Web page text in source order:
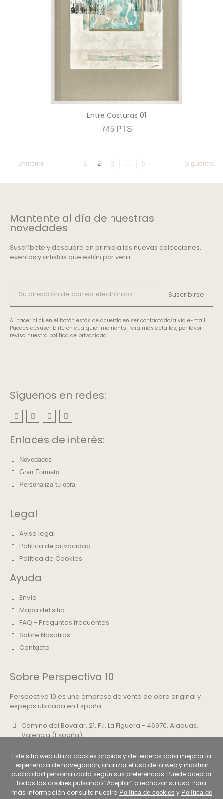
Entre Costuras 01
746 PTS
Anterior 1 2 3 … 5 Siguiente
Mantente al día de nuestras
novedades
Suscríbete y descubre en primicia las nuevas colecciones,
eventos y artistas que están por venir.
Suscribirse
Al hacer click en el botón estás de acuerdo en ser contactado/a vía e-mail.
Puedes desuscribirte en cualquier momento. Para más detalles, por favor
revisa nuestra política de privacidad.
Síguenos en redes:
Enlaces de interés:
Novedades
Gran Formato
Personaliza tu obra
Legal
Aviso legal
Política de privacidad
Política de Cookies
Ayuda
Envío
Mapa del sitio
FAQ - Preguntas frecuentes
Sobre Nosotros
Contacto
Sobre Perspectiva 10
Perspectiva 10 es una empresa de venta de obra original y
espejos ubicada en España:
Camino del Bovalar, 21, P.I. La Figuera - 46970, Alaquas,
Valencia (España)
info@perspectiva10.com
Este sitio web utiliza cookies propias y de terceros para mejorar la
experiencia de navegación, analizar el uso de la web y mostrar
publicidad personalizada según sus preferencias. Puede aceptar
todas las cookies pulsando “Aceptar” o rechazar su uso. Para
más información consulte nuestra Política de cookies y Política de